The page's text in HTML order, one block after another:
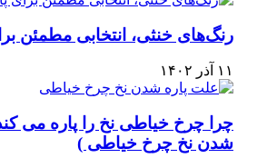
رنگ‌های خنثی، انتخابی مطمئن
۱۱ آذر ۱۴۰۲
چرا چرخ خیاطی نخ را پاره می
شدن نخ چرخ خیاطی )